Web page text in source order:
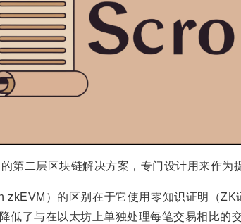
第二层区块链解决方案，专门设计用来作为
zkEVM）的区别在于它使用零知识证明（ZK
低了与在以太坊上单独处理每笔交易相比的交